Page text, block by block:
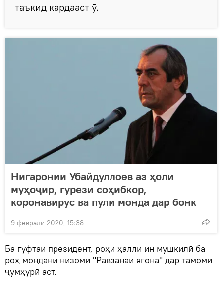
таъкид кардааст ӯ.
Нигаронии Убайдуллоев аз ҳоли
муҳоҷир, гурези соҳибкор,
коронавирус ва пули монда дар бонк
9 феврали 2020, 15:38
Ба гуфтаи президент, роҳи ҳалли ин мушкилӣ ба
роҳ мондани низоми "Равзанаи ягона" дар тамоми
ҷумҳурӣ аст.